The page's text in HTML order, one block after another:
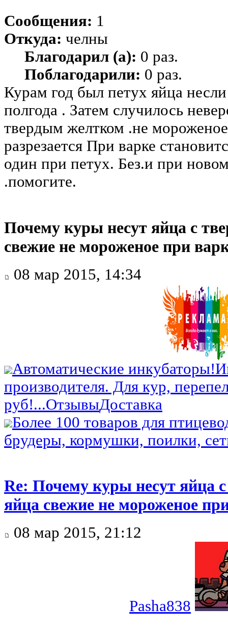
Сообщения: 1
Откуда: челны
Благодарил (а): 0 раз.
Поблагодарили: 0 раз.
Курам год был петух яйца
полгода . Затем случилось
твердым желтком .не
разрезается При варке
один при петух. Без.и при
.помогите.
Почему куры несут яйца с
свежие не мороженое при
08 мар 2015, 14:34
Автоматические инкубаторы!
производителя. Для кур,
руб!...ОтзывыДоставка
Более 100 товаров для
брудеры, кормушки, поилки,
Re: Почему куры несут яйца
яйца свежие не мороженое
08 мар 2015, 21:12
Pasha838